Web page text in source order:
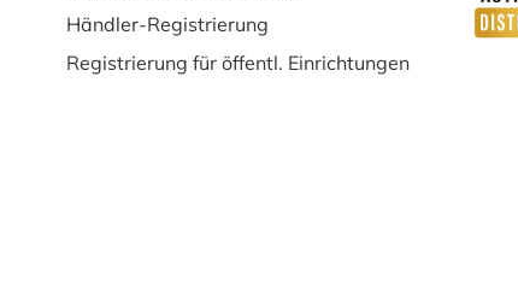
Händler-Registrierung
Registrierung für öffentl. Einrichtungen